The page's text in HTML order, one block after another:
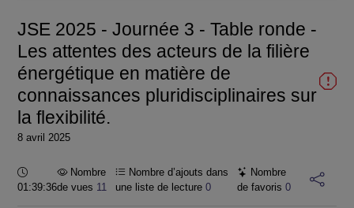
JSE 2025 - Journée 3 - Table ronde -
Les attentes des acteurs de la filière
énergétique en matière de
connaissances pluridisciplinaires sur
la flexibilité.
8 avril 2025
Durée :
01:39:36
Nombre
de vues 11
Nombre d’ajouts dans
une liste de lecture0
Nombre
de favoris 0